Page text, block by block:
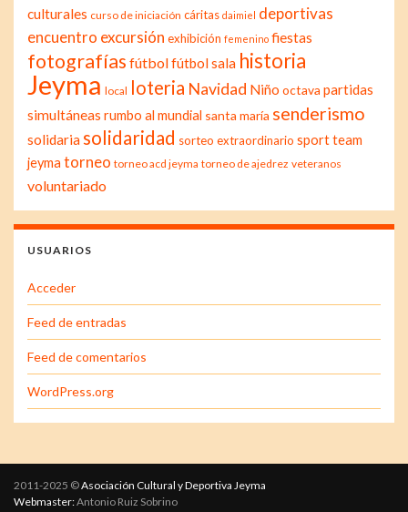
culturales curso de iniciación cáritas daimiel deportivas
encuentro excursión exhibición femenino fiestas
fotografías fútbolfútbol sala historia
Jeyma local loteria Navidad Niño octava partidas
simultáneas rumbo al mundial santa maría senderismo
solidaria solidaridad sorteo extraordinario sport team
jeyma torneo torneo acd jeyma torneo de ajedrez veteranos
voluntariado
USUARIOS
Acceder
Feed de entradas
Feed de comentarios
WordPress.org
2011-2025 ©Asociación Cultural y Deportiva Jeyma
Webmaster:Antonio Ruiz Sobrino